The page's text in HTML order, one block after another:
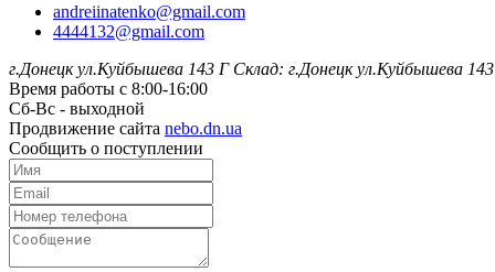
andreiinatenko@gmail.com
4444132@gmail.com
г.Донецк ул.Куйбышева 143 Г Склад: г.Донецк ул.Куйбышева
Время работы с 8:00-16:00
Сб-Вс - выходной
Продвижение сайта nebo.dn.ua
Сообщить о поступлении